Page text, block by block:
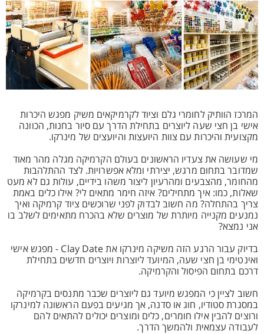
המרכז הוותיק לחומרי גלם וציוד לקרמיקאים משיק מפגש היכרות
אישי בן חצי שעה ליוצרים בתחילת הדרך עם סיור בחנות, הכוונה
מקצועית והיכרות עם צוות היועצות והיועצים של מינרקו.
מי שעושה את צעדיו הראשונים בעולם הקרמיקה מגלה מהר מאוד
שמדובר בתחום מרגש, יצירתי ומלא אפשרויות. לצד ההתלהבות
מהחומר, מהצבעים ומהרעיון ליצור משהו בידיים, עולות גם לא מעט
שאלות, כמו: איך מתחילים? איזה חימר מתאים לי? אילו כלים באמת
צריך בהתחלה? מה חשוב לבדוק לפני שרוכשים ציוד קרמיקה ואיך
נמנעים מקנייה מיותרת של מוצרים שלא בהכרח מתאימים לשלב בו
אני נמצא?
בדיוק עבור הרגע הזה משיקה מינרקו את Clay Date - מפגש אישי
ואינטימי בן חצי שעה, המיועד ליוצרות ויוצרים חדשים בתחילת
דרכם בתחום הפיסול והקרמיקה.
חשוב לציין כי המפגש מיועד גם ליוצרים שכבר מתנסים בקרמיקה
במסגרת סטודיו, חוג או סדנה, אך מגיעים בפעם הראשונה למינרקו
ורוצים להבין אילו חומרים, כלים ומוצרים יכולים להתאים להם
לעבודה עצמאית ולהמשך הדרך.